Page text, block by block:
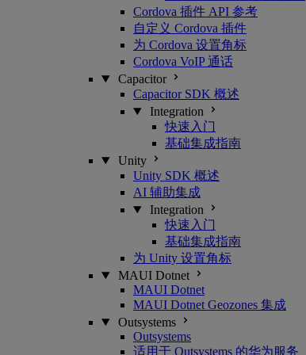
Cordova 插件 API 参考
自定义 Cordova 插件
为 Cordova 设置角标
Cordova VoIP 通话
Capacitor
Capacitor SDK 概述
Integration
快速入门
基础集成指南
Unity
Unity SDK 概述
AI 辅助集成
Integration
快速入门
基础集成指南
为 Unity 设置角标
MAUI Dotnet
MAUI Dotnet
MAUI Dotnet Geozones 集成
Outsystems
Outsystems
适用于 Outsystems 的华为服务